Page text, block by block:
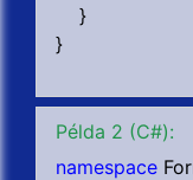
}
}
Példa 2 (C#):
namespace